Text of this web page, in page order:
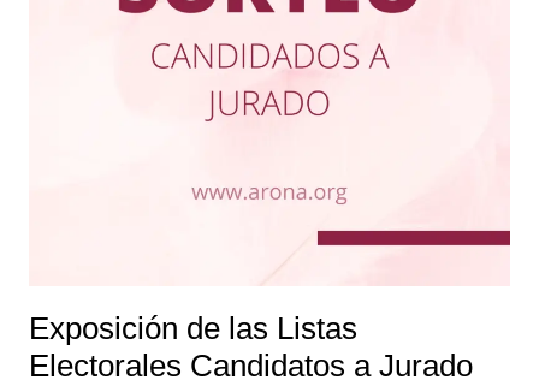
Exposición de las Listas
Electorales Candidatos a Jurado